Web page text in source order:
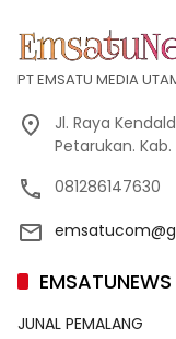
PT EMSATU MEDIA
Jl. Raya
Petarukan.
081286147630
JUNAL PEMALANG